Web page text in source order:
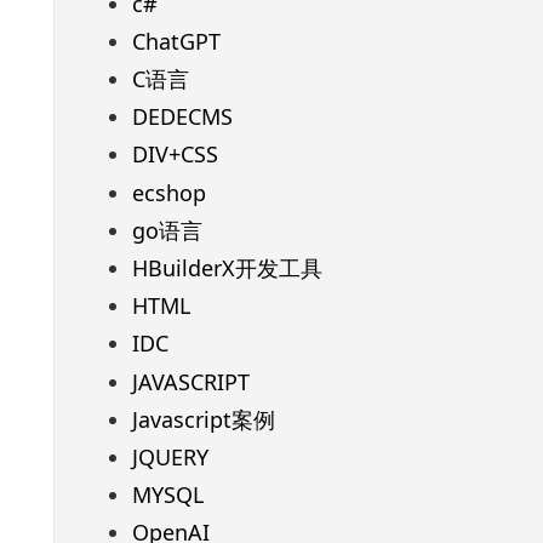
ChatGPT
C语言
DEDECMS
DIV+CSS
ecshop
go语言
HBuilderX开发工具
HTML
IDC
JAVASCRIPT
Javascript案例
JQUERY
MYSQL
OpenAI